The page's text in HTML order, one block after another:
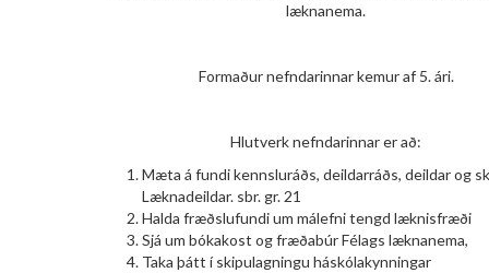
læknanema.
Formaður nefndarinnar kemur af 5. ári.
Hlutverk nefndarinnar er að:
Mæta á fundi kennsluráðs, deildarráðs, deildar og
Læknadeildar. sbr. gr. 21
Halda fræðslufundi um málefni tengd læknisfræði
Sjá um bókakost og fræðabúr Félags læknanema,
Taka þátt í skipulagningu háskólakynningar